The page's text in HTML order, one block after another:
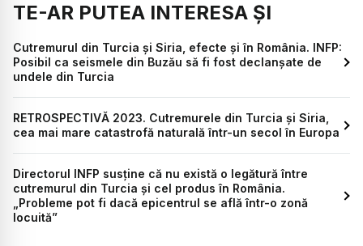
TE-AR PUTEA INTERESA ȘI
Cutremurul din Turcia și Siria, efecte și în România. INFP:
Posibil ca seismele din Buzău să fi fost declanșate de
undele din Turcia
RETROSPECTIVĂ 2023. Cutremurele din Turcia și Siria,
cea mai mare catastrofă naturală într-un secol în Europa
Directorul INFP susține că nu există o legătură între
cutremurul din Turcia și cel produs în România.
„Probleme pot fi dacă epicentrul se află într-o zonă
locuită”